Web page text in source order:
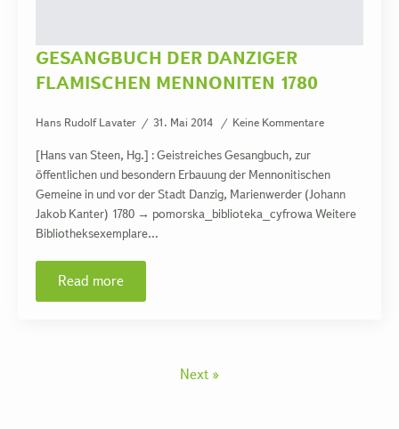
GESANGBUCH DER DANZIGER
FLAMISCHEN MENNONITEN 1780
Hans Rudolf Lavater 31. Mai 2014 Keine Kommentare
[Hans van Steen, Hg.] : Geistreiches Gesangbuch, zur
öffentlichen und besondern Erbauung der Mennonitischen
Gemeine in und vor der Stadt Danzig, Marienwerder (Johann
Jakob Kanter) 1780 → pomorska_biblioteka_cyfrowa Weitere
Bibliotheksexemplare…
Read more
Next »